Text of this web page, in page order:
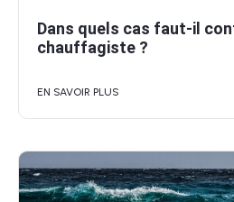
Dans quels cas faut-il
chauffagiste ?
EN SAVOIR PLUS